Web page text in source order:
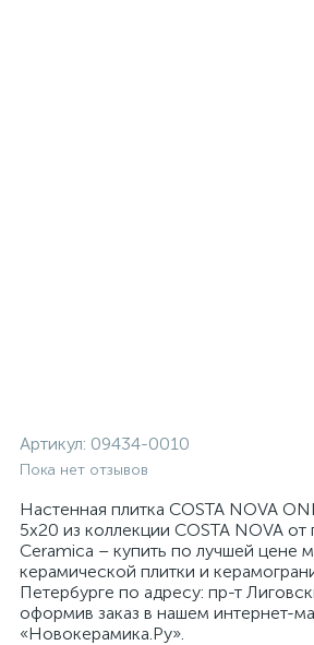
Артикул: 09434-0010
Пока нет отзывов
Настенная плитка COSTA NOVA
5x20 из коллекции COSTA NOVA от
Ceramica – купить по лучшей цене
керамической плитки и
Петербурге по адресу: пр-т
оформив заказ в нашем интернет-
«Новокерамика.Ру».